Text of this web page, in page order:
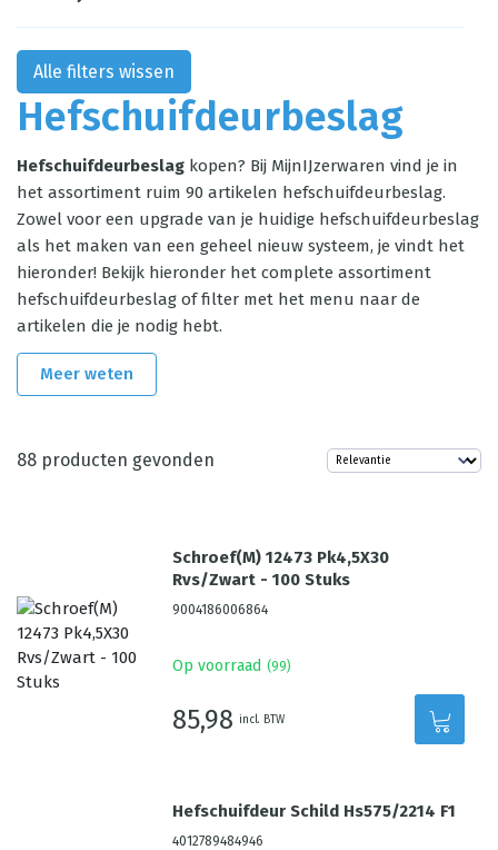
Hefschuifdeurbeslag
Hefschuifdeurbeslag kopen? Bij MijnIJzerwaren vind je in
het assortiment ruim 90 artikelen hefschuifdeurbeslag.
Zowel voor een upgrade van je huidige hefschuifdeurbeslag
als het maken van een geheel nieuw systeem, je vindt het
hieronder! Bekijk hieronder het complete assortiment
hefschuifdeurbeslag of filter met het menu naar de
artikelen die je nodig hebt.
Meer weten
88 producten gevonden
Schroef(M) 12473 Pk4,5X30
Rvs/Zwart - 100 Stuks
9004186006864
Op voorraad (99)
85,98 incl. BTW
Hefschuifdeur Schild Hs575/2214 F1
4012789484946
Alle filters wissen